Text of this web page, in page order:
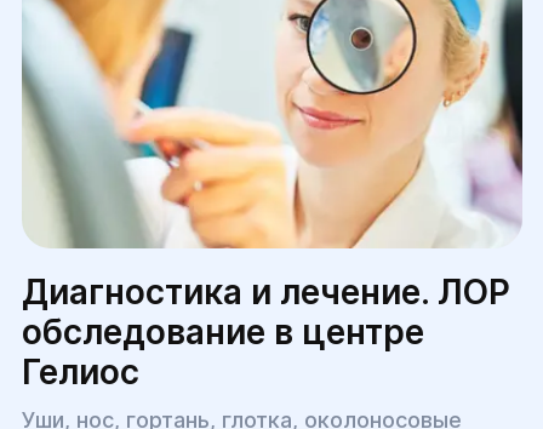
Диагностика и лечение. ЛОР
обследование в центре
Гелиос
Уши, нос, гортань, глотка, околоносовые